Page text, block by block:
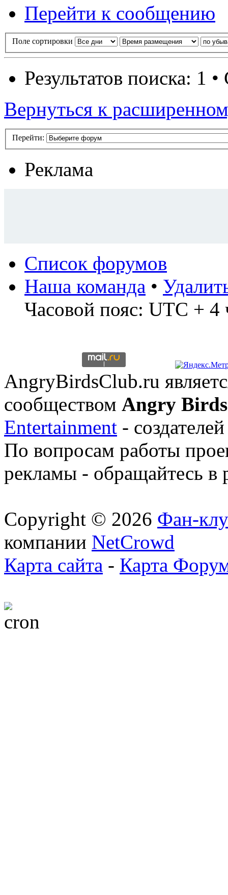
Перейти к сообщению
Поле сортировки
Результатов поиска: 1
Вернуться к
Перейти:
Реклама
Список форумов
Наша команда •
Часовой пояс: UTC + 4
AngryBirdsClub.ru
сообществом Angry Birds
Entertainment -
По вопросам работы
рекламы - обращайтесь в
Copyright © 2026 Фан-
компании NetCrowd
Карта сайта - Карта